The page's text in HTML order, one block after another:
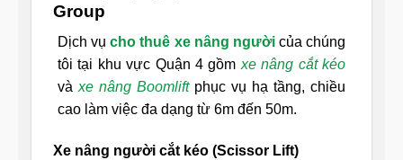
Group
Dịch vụcho thuê xe nâng ngườicủa chúng
tôi tại khu vực Quận 4 gồm xe nâng cắt kéo
và xe nâng Boomliftphục vụ hạ tầng, chiều
cao làm việc đa dạng từ 6m đến 50m.
Xe nâng người cắt kéo (Scissor Lift)